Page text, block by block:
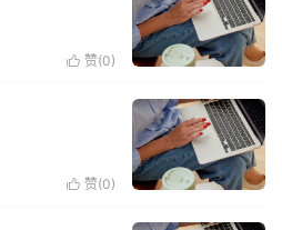
 赞(0)
 赞(0)